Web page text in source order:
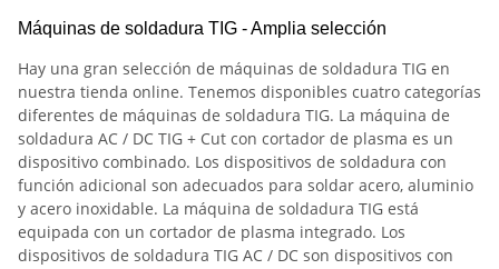
Máquinas de soldadura TIG - Amplia selección
Hay una gran selección de máquinas de soldadura TIG en
nuestra tienda online. Tenemos disponibles cuatro categorías
diferentes de máquinas de soldadura TIG. La máquina de
soldadura AC / DC TIG + Cut con cortador de plasma es un
dispositivo combinado. Los dispositivos de soldadura con
función adicional son adecuados para soldar acero, aluminio
y acero inoxidable. La máquina de soldadura TIG está
equipada con un cortador de plasma integrado. Los
dispositivos de soldadura TIG AC / DC son dispositivos con